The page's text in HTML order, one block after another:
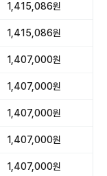
1,415,086원
1,415,086원
1,407,000원
1,407,000원
1,407,000원
1,407,000원
1,407,000원